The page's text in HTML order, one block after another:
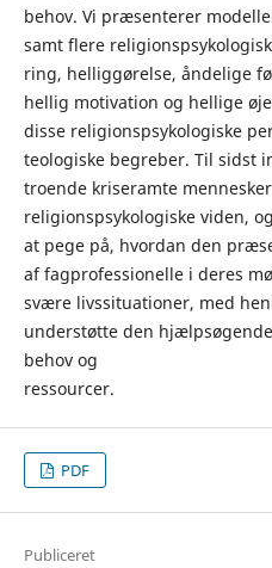
behov. Vi præsenterer
samt flere
ring, helliggørelse, åndelige
hellig motivation og hellige
disse religionspsykologiske
teologiske begreber. Til sidst
troende kriseramte
religionspsykologiske viden,
at pege på, hvordan den
af fagprofessionelle i deres
svære livssituationer, med
understøtte den
behov og
ressourcer.
PDF
Publiceret